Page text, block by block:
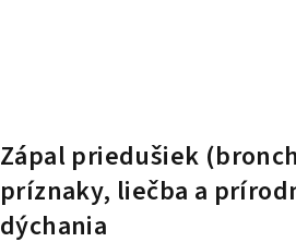
Zápal priedušiek
príznaky, liečba a
dýchania